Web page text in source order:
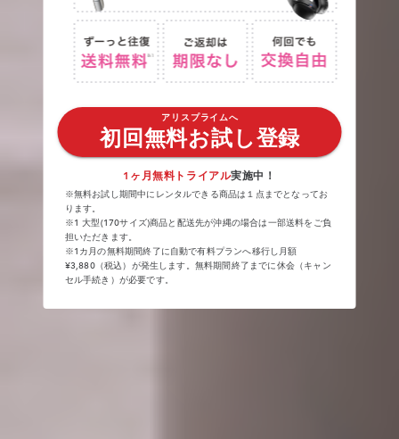
アリスプライムへ
初回無料お試し登録
1ヶ月無料トライアル実施中！
※無料お試し期間中にレンタルできる商品は１点までとなってお
ります。
※1 大型(170サイズ)商品と配送先が沖縄の場合は一部送料をご負
担いただきます。
※1カ月の無料期間終了に自動で有料プランへ移行し月額
¥3,880（税込）が発生します。無料期間終了までに休会（キャン
セル手続き）が必要です。